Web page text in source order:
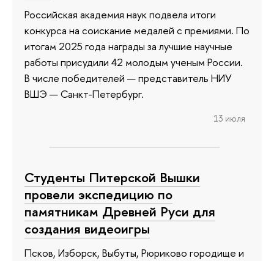
Российская академия наук подвела итоги
конкурса на соискание медалей с премиями. По
итогам 2025 года награды за лучшие научные
работы присудили 42 молодым ученым России.
В числе победителей — представитель НИУ
ВШЭ — Санкт-Петербург.
13 июля
Студенты Питерской Вышки
провели экспедицию по
памятникам Древней Руси для
создания видеоигры
Псков, Изборск, Выбуты, Рюриково городище и